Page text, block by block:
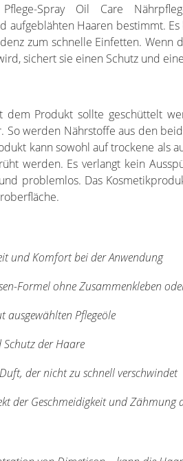
Spray Oil Care
aufgeblähten Haaren bestimmt.
zum schnelle Einfetten. Wenn
sichert sie einen Schutz und
dem Produkt sollte geschüttelt
So werden Nährstoffe aus den
kann sowohl auf trockene als
werden. Es verlangt kein
problemlos. Das
und Komfort bei der Anwendung
Formel ohne Zusammenkleben
ausgewählten Pflegeöle
der Haare
der nicht zu schnell verschwindet
der Geschmeidigkeit und Zähmung